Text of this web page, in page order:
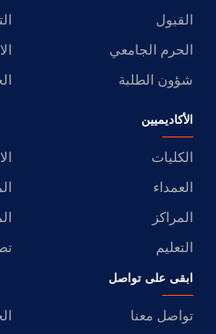
القبول
الحرم الجامعي
شؤون الطلبة
الأكاديميين
الكليات
العمداء
المراكز
التعليم
ابقى على تواصل
تواصل معنا